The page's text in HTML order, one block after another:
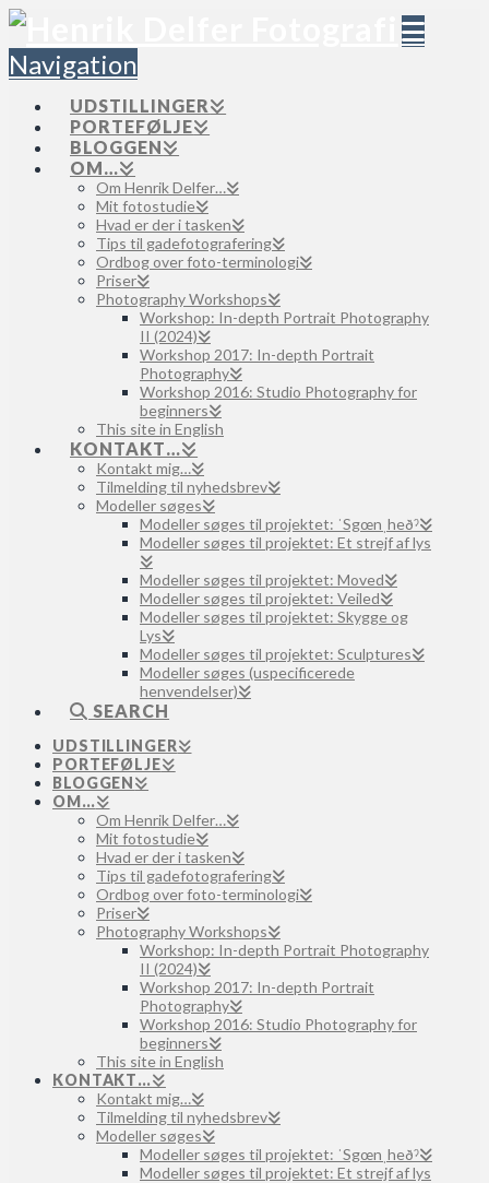
Navigation
UDSTILLINGER
PORTEFØLJE
BLOGGEN
OM…
Om Henrik Delfer…
Mit fotostudie
Hvad er der i tasken
Tips til gadefotografering
Ordbog over foto-terminologi
Priser
Photography Workshops
Workshop: In-depth Portrait Photography
II (2024)
Workshop 2017: In-depth Portrait
Photography
Workshop 2016: Studio Photography for
beginners
This site in English
KONTAKT…
Kontakt mig…
Tilmelding til nyhedsbrev
Modeller søges
Modeller søges til projektet: ˈSgœnˌheðˀ
Modeller søges til projektet: Et strejf af lys
Modeller søges til projektet: Moved
Modeller søges til projektet: Veiled
Modeller søges til projektet: Skygge og
Lys
Modeller søges til projektet: Sculptures
Modeller søges (uspecificerede
henvendelser)
SEARCH
UDSTILLINGER
PORTEFØLJE
BLOGGEN
OM…
Om Henrik Delfer…
Mit fotostudie
Hvad er der i tasken
Tips til gadefotografering
Ordbog over foto-terminologi
Priser
Photography Workshops
Workshop: In-depth Portrait Photography
II (2024)
Workshop 2017: In-depth Portrait
Photography
Workshop 2016: Studio Photography for
beginners
This site in English
KONTAKT…
Kontakt mig…
Tilmelding til nyhedsbrev
Modeller søges
Modeller søges til projektet: ˈSgœnˌheðˀ
Modeller søges til projektet: Et strejf af lys